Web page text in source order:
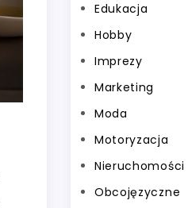
Edukacja
Hobby
Imprezy
Marketing
Moda
Motoryzacja
Nieruchomości
Obcojęzyczne